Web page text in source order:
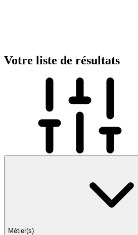
Votre liste de résultats
Métier(s)